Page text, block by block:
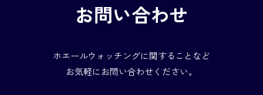
お問い合わせ
ホエールウォッチングに関することなど
お気軽にお問い合わせください。